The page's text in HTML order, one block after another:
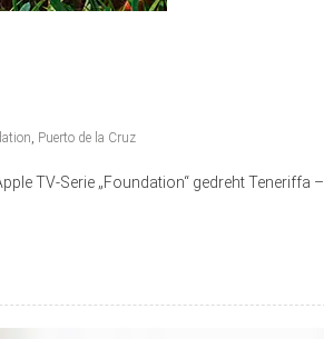
Puerto de la Cruz
TV-Serie „Foundation“ gedreht Teneriffa –